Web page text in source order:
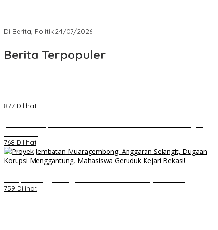
Di Berita, Politik|24/07/2026
Berita Terpopuler
877 Dilihat
768 Dilihat
759 Dilihat